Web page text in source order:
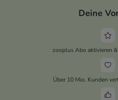
Deine
zooplus Abo aktivieren
Über 10 Mio. Kunden